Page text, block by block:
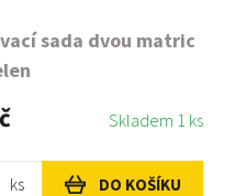
sada dvou matric
Skladem 1 ks
ks DO KOŠÍKU